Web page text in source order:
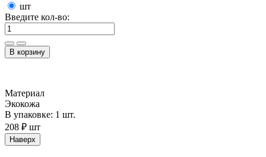
шт
Введите кол-во:
В корзину
Материал
Экокожа
В упаковке: 1 шт.
208 ₽ шт
Наверх